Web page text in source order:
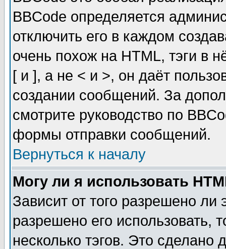
BBCode определяется
отключить его в каждом
очень похож на HTML, тэги в
[ и ], а не < и >, он даёт
создании сообщений. За
смотрите руководство по
формы отправки сообщений.
Вернуться к началу
Могу ли я использовать
Зависит от того разрешено
разрешено его использовать,
несколько тэгов. Это сделано